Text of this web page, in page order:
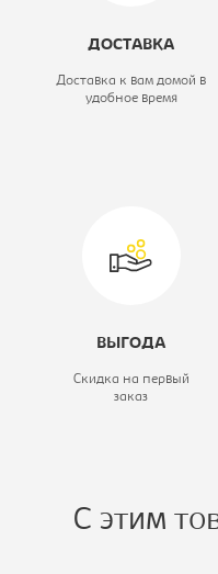
ДОСТАВКА
Доставка к вам домой в
удобное время
ВЫГОДА
Скидка на первый
заказ
С этим